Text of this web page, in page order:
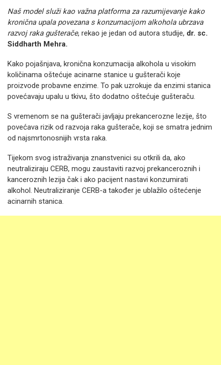
Naš model služi kao važna platforma za razumijevanje kako
kronična upala povezana s konzumacijom alkohola ubrzava
razvoj raka gušterače, rekao je jedan od autora studije, dr. sc.
Siddharth Mehra.
Kako pojašnjava, kronična konzumacija alkohola u visokim
količinama oštećuje acinarne stanice u gušterači koje
proizvode probavne enzime. To pak uzrokuje da enzimi stanica
povećavaju upalu u tkivu, što dodatno oštećuje gušteraču.
S vremenom se na gušterači javljaju prekancerozne lezije, što
povećava rizik od razvoja raka gušterače, koji se smatra jednim
od najsmrtonosnijih vrsta raka.
Tijekom svog istraživanja znanstvenici su otkrili da, ako
neutraliziraju CERB, mogu zaustaviti razvoj prekanceroznih i
kanceroznih lezija čak i ako pacijent nastavi konzumirati
alkohol. Neutraliziranje CERB-a također je ublažilo oštećenje
acinarnih stanica.